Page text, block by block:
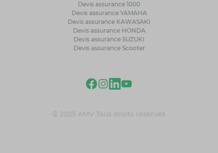
Devis assurance 1000
Devis assurance YAMAHA
Devis assurance KAWASAKI
Devis assurance HONDA
Devis assurance SUZUKI
Devis assurance Scooter
© 2025 AMV Tous droits réservés